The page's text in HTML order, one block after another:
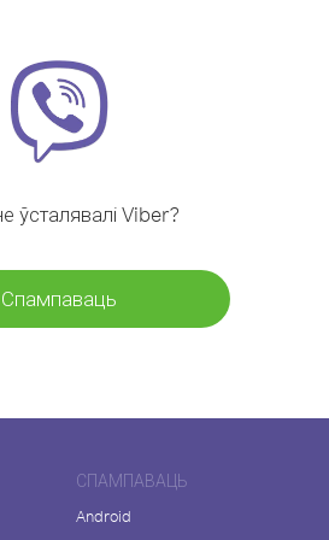
ўсталявалі Viber?
Спампаваць
СПАМПАВАЦЬ
Android